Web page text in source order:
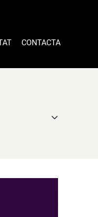
CONTACTA